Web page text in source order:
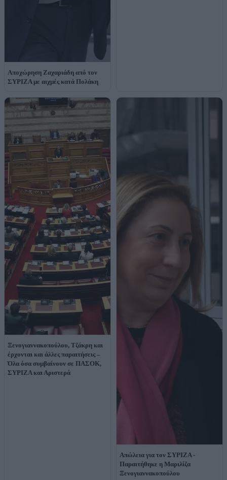
Αποχώρηση Ζαχαριάδη από τον
ΣΥΡΙΖΑ με αιχμές κατά Πολάκη
Ξενογιαννακοπούλου, Τζάκρη και
έρχονται και άλλες παραιτήσεις –
Όλα όσα συμβαίνουν σε ΠΑΣΟΚ,
ΣΥΡΙΖΑ και Αριστερά
Απώλεια για τον ΣΥΡΙΖΑ -
Παραιτήθηκε η Μαριλίζα
Ξενογιαννακοπούλου